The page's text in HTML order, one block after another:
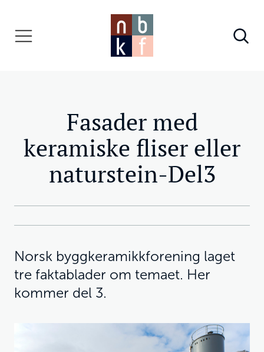
Fasader med
keramiske fliser eller
naturstein-Del3
Norsk byggkeramikkforening laget
tre faktablader om temaet. Her
kommer del 3.